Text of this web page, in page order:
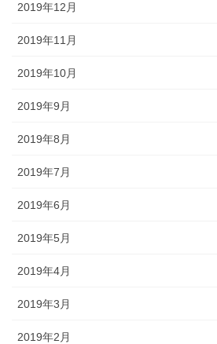
2019年12月
2019年11月
2019年10月
2019年9月
2019年8月
2019年7月
2019年6月
2019年5月
2019年4月
2019年3月
2019年2月